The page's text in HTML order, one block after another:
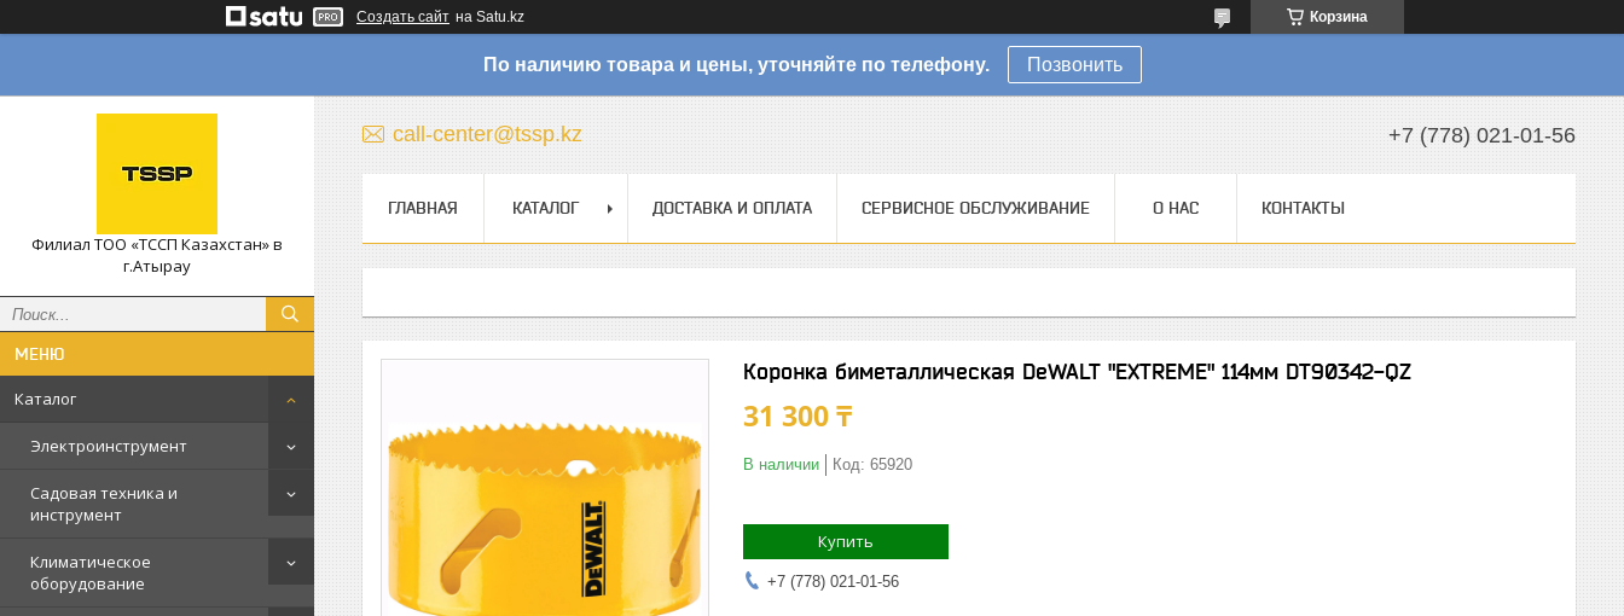
Создать сайт на Satu.kz Корзина
По наличию товара и цены, уточняйте по телефону. Позвонить
Филиал ТОО «ТССП Казахстан» в
г.Атырау
Каталог
Электроинструмент
Садовая техника и
инструмент
Климатическое
оборудование
call-center@tssp.kz +7 (778) 021-01-56
ГЛАВНАЯ КАТАЛОГ ДОСТАВКА И ОПЛАТА СЕРВИСНОЕ ОБСЛУЖИВАНИЕ О НАС КОНТАКТЫ
Коронка биметаллическая DeWALT "EXTREME" 114мм DT90342-QZ
31 300 ₸
В наличии Код: 65920
Купить
+7 (778) 021-01-56